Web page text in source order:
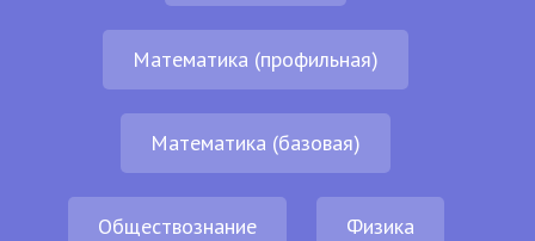
Математика (профильная)
Математика (базовая)
Обществознание Физика